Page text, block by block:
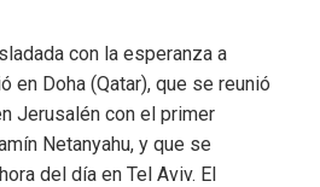
con la esperanza a
en Doha (Qatar), que se reunió
Jerusalén con el primer
Netanyahu, y que se
del día en Tel Aviv. El